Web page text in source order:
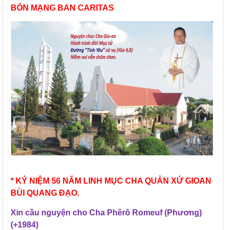
BỔN MẠNG BAN CARITAS
* KỶ NIỆM 56 NĂM LINH MỤC CHA QUẢN XỨ GIOAN
BÙI QUANG ĐẠO.
Xin cầu nguyện cho Cha Phêrô Romeuf (Phương)
(+1984)